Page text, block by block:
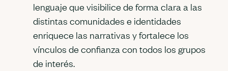
lenguaje que visibilice de forma clara a las
distintas comunidades e identidades
enriquece las narrativas y fortalece los
vínculos de confianza con todos los grupos
de interés.